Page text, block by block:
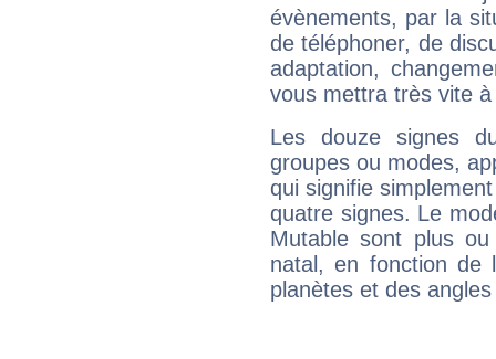
évènements, par la
de téléphoner, de
adaptation,
vous mettra très vite
Les douze signes
groupes ou modes,
qui signifie
quatre signes. Le
Mutable sont plus
natal, en fonction de
planètes et des